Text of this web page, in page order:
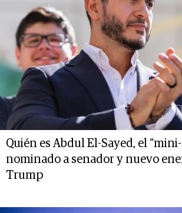
Quién es Abdul El-Sayed, el
nominado a senador y nuevo
Trump